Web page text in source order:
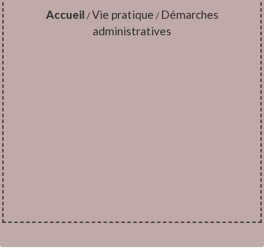
Accueil /Vie pratique / Démarches
administratives